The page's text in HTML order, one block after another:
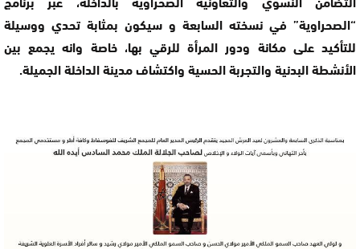
“الصحراوية” في نسخته السابعة و سيكون بمثابة تحدي ووسيلة
للتأكيد على مكانة ودور المرأة للرقي بها، خاصة وانه يجمع بين
الأنشطة البدنية والتجربة الحسية واكتشاف مدينة الداخلة الجميلة.